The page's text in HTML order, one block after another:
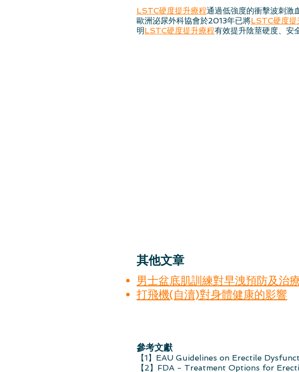
LSTC硬度提升療程通過低強度的衝擊波刺激
歐洲泌尿外科協會於2013年已將LSTC硬度提
明LSTC硬度提升療程有效提升陰莖硬度、安
其他文章
男士盆底肌訓練對早洩預防及治
打飛機(自瀆)對身體健康的影響
參考文獻
【1】EAU Guidelines on Erectile
【2】FDA - Treatment Options for